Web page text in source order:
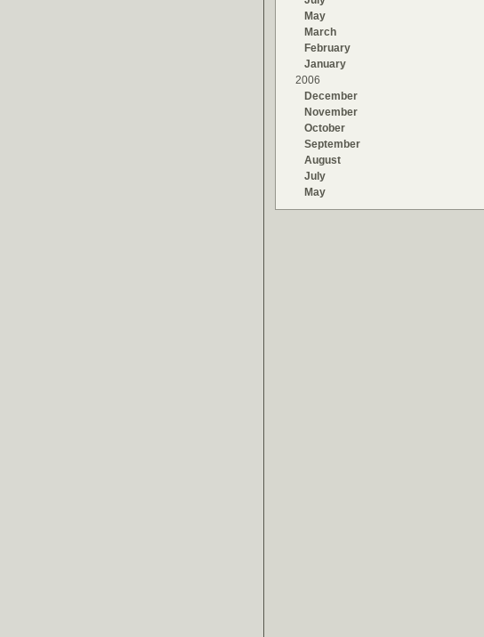
May
March
February
January
2006
December
November
October
September
August
July
May